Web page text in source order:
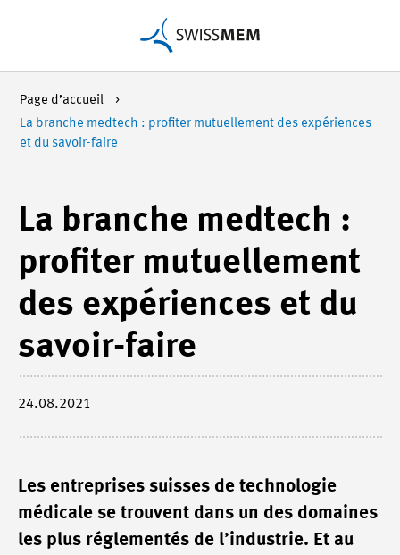
Page d’accueil
La branche medtech : profiter mutuellement des expériences
et du savoir-faire
La branche medtech :
profiter mutuellement
des expériences et du
savoir-faire
24.08.2021
Les entreprises suisses de technologie
médicale se trouvent dans un des domaines
les plus réglementés de l’industrie. Et au